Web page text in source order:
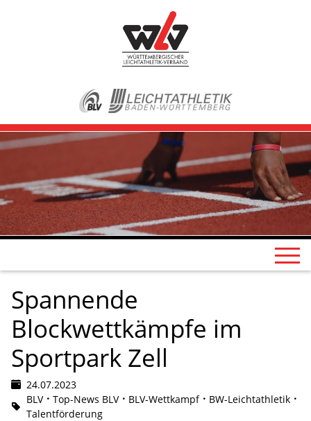
Spannende
Blockwettkämpfe im
Sportpark Zell
24.07.2023
BLV
Top-News BLV BLV-Wettkampf
BW-Leichtathletik
Talentförderung